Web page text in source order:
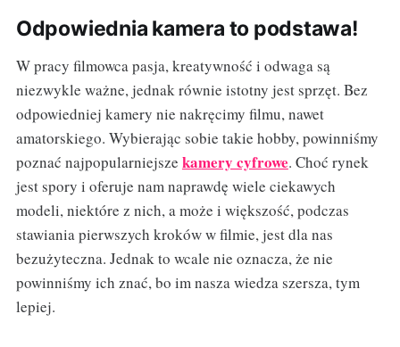
Odpowiednia kamera to podstawa!
W pracy filmowca pasja, kreatywność i odwaga są
niezwykle ważne, jednak równie istotny jest sprzęt. Bez
odpowiedniej kamery nie nakręcimy filmu, nawet
amatorskiego. Wybierając sobie takie hobby, powinniśmy
poznać najpopularniejsze kamery cyfrowe. Choć rynek
jest spory i oferuje nam naprawdę wiele ciekawych
modeli, niektóre z nich, a może i większość, podczas
stawiania pierwszych kroków w filmie, jest dla nas
bezużyteczna. Jednak to wcale nie oznacza, że nie
powinniśmy ich znać, bo im nasza wiedza szersza, tym
lepiej.